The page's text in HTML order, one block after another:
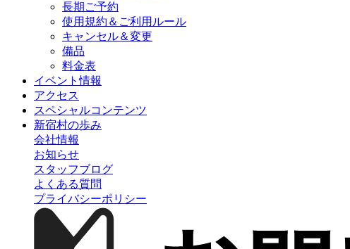
長期ご予約
使用規約＆ご利用ルール
キャンセル＆変更
備品
料金表
イベント情報
アクセス
スペシャルコンテンツ
新宿村の歩み
会社情報
お知らせ
スタッフブログ
よくある質問
プライバシーポリシー